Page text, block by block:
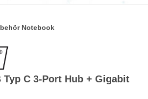
Notebook
Typ C 3-Port Hub + Gigabit